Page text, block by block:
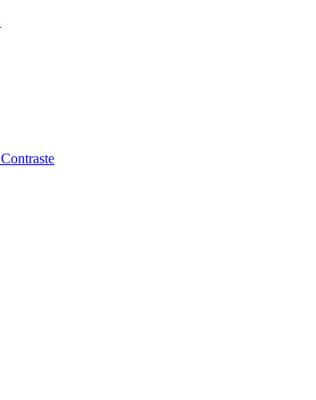
Contraste